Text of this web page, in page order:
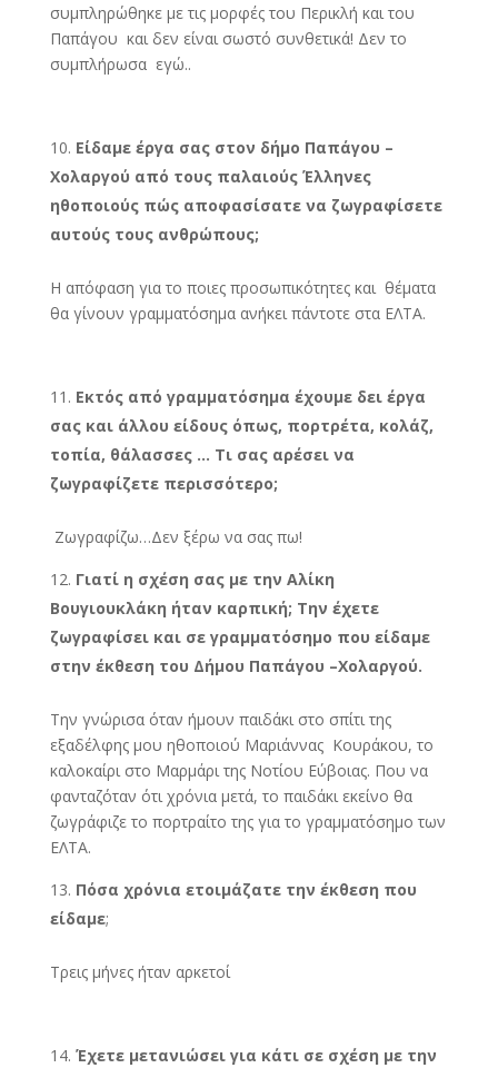
συμπληρώθηκε με τις μορφές του Περικλή και του
Παπάγου και δεν είναι σωστό συνθετικά! Δεν το
συμπλήρωσα εγώ..
Είδαμε έργα σας στον δήμο Παπάγου –
Χολαργού από τους παλαιούς Έλληνες
ηθοποιούς πώς αποφασίσατε να ζωγραφίσετε
αυτούς τους ανθρώπους;
Η απόφαση για το ποιες προσωπικότητες και θέματα
θα γίνουν γραμματόσημα ανήκει πάντοτε στα ΕΛΤΑ.
Εκτός από γραμματόσημα έχουμε δει έργα
σας και άλλου είδους όπως, πορτρέτα, κολάζ,
τοπία, θάλασσες … Τι σας αρέσει να
ζωγραφίζετε περισσότερο;
Ζωγραφίζω…Δεν ξέρω να σας πω!
Γιατί η σχέση σας με την Αλίκη
Βουγιουκλάκη ήταν καρπική; Την έχετε
ζωγραφίσει και σε γραμματόσημο που είδαμε
στην έκθεση του Δήμου Παπάγου –Χολαργού.
Την γνώρισα όταν ήμουν παιδάκι στο σπίτι της
εξαδέλφης μου ηθοποιού Μαριάννας Κουράκου, το
καλοκαίρι στο Μαρμάρι της Νοτίου Εύβοιας. Που να
φανταζόταν ότι χρόνια μετά, το παιδάκι εκείνο θα
ζωγράφιζε το πορτραίτο της για το γραμματόσημο των
ΕΛΤΑ.
Πόσα χρόνια ετοιμάζατε την έκθεση που
είδαμε;
Τρεις μήνες ήταν αρκετοί
Έχετε μετανιώσει για κάτι σε σχέση με την